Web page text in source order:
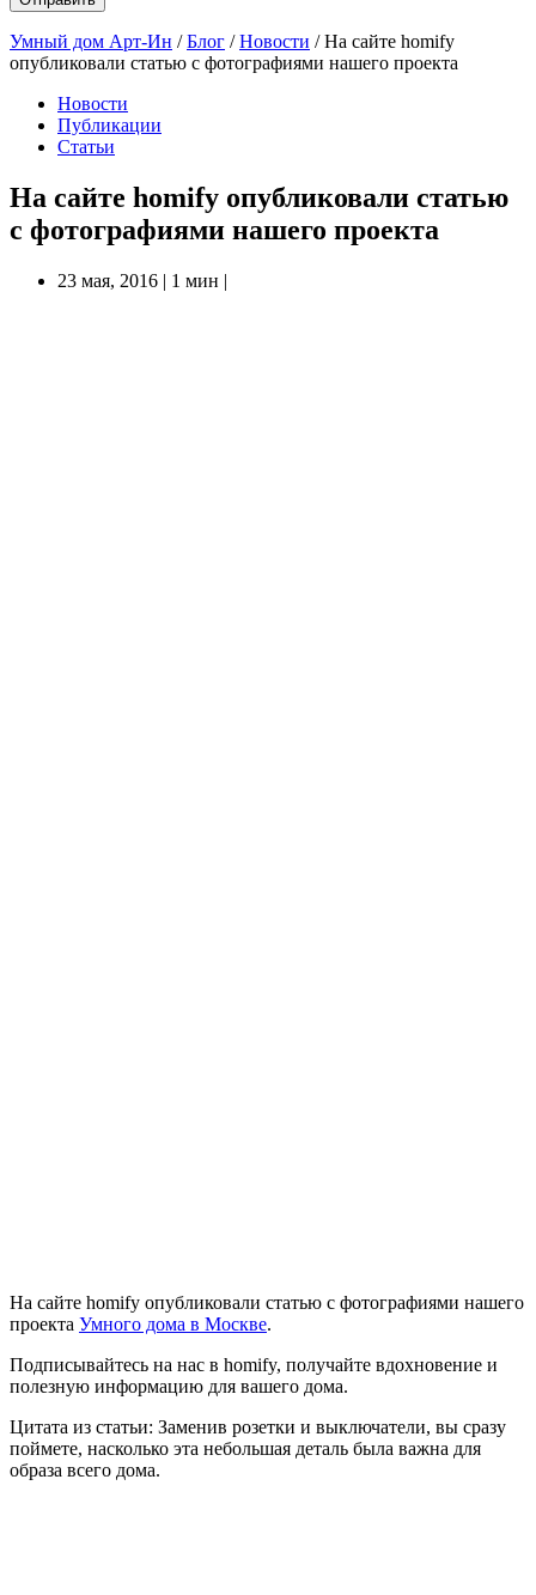
Умный дом Арт-Ин /Блог /Новости /На сайте homify
опубликовали статью с фотографиями нашего проекта
Новости
Публикации
Статьи
На сайте homify опубликовали статью
с фотографиями нашего проекта
23 мая, 2016 | 1 мин |
На сайте homify опубликовали статью с фотографиями нашего
проекта Умного дома в Москве.
Подписывайтесь на нас в homify, получайте вдохновение и
полезную информацию для вашего дома.
Цитата из статьи: Заменив розетки и выключатели, вы сразу
поймете, насколько эта небольшая деталь была важна для
образа всего дома.